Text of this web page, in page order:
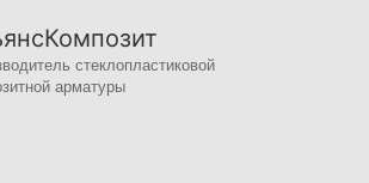
стеклопластиковой
арматуры